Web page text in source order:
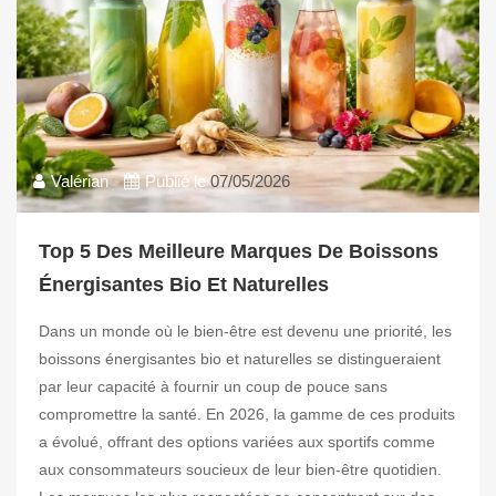
Valérian Publié le 07/05/2026
Top 5 Des Meilleure Marques De Boissons
Énergisantes Bio Et Naturelles
Dans un monde où le bien-être est devenu une priorité, les
boissons énergisantes bio et naturelles se distingueraient
par leur capacité à fournir un coup de pouce sans
compromettre la santé. En 2026, la gamme de ces produits
a évolué, offrant des options variées aux sportifs comme
aux consommateurs soucieux de leur bien-être quotidien.